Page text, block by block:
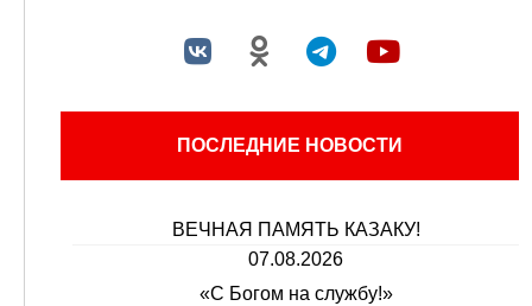
ПОСЛЕДНИЕ НОВОСТИ
ВЕЧНАЯ ПАМЯТЬ КАЗАКУ!
07.08.2026
«С Богом на службу!»